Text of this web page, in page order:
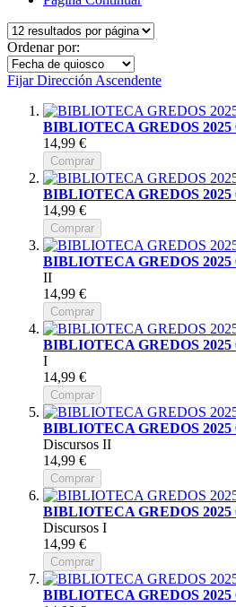
Ordenar por:
Fijar Dirección Ascendente
BIBLIOTECA GREDOS 2025
14,99 €
Comprar
BIBLIOTECA GREDOS 2025
14,99 €
Comprar
BIBLIOTECA GREDOS 2025
II
14,99 €
Comprar
BIBLIOTECA GREDOS 2025
I
14,99 €
Comprar
BIBLIOTECA GREDOS 2025
Discursos II
14,99 €
Comprar
BIBLIOTECA GREDOS 2025
Discursos I
14,99 €
Comprar
BIBLIOTECA GREDOS 2025